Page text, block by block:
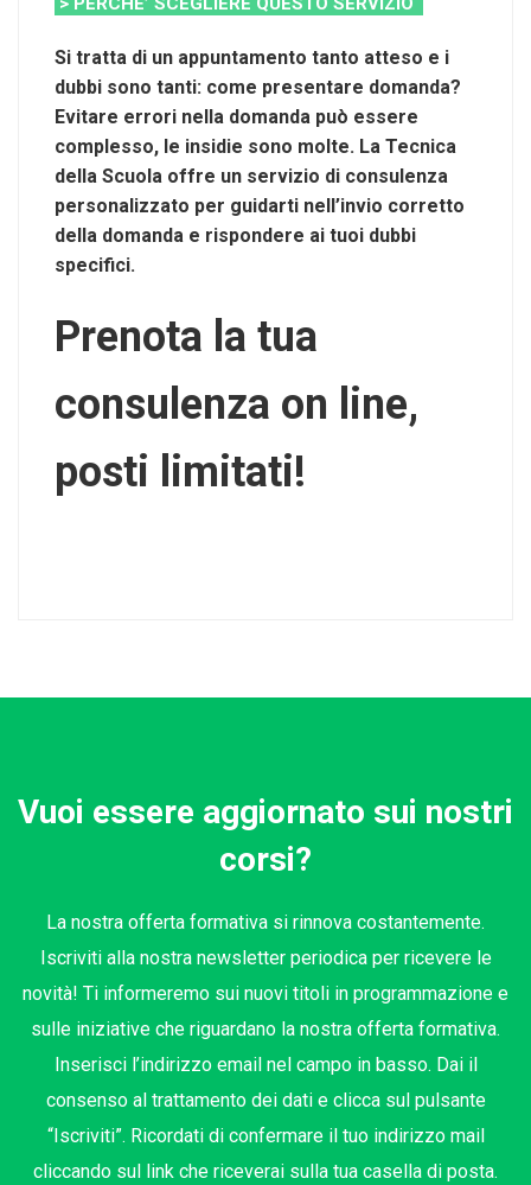
Si tratta di un appuntamento tanto atteso e i
dubbi sono tanti: come presentare domanda?
Evitare errori nella domanda può essere
complesso, le insidie sono molte. La Tecnica
della Scuola offre un servizio di consulenza
personalizzato per guidarti nell’invio corretto
della domanda e rispondere ai tuoi dubbi
specifici.
Prenota la tua
consulenza on line,
posti limitati!
Vuoi essere aggiornato sui nostri
corsi?
La nostra offerta formativa si rinnova costantemente.
Iscriviti alla nostra newsletter periodica per ricevere le
novità! Ti informeremo sui nuovi titoli in programmazione e
sulle iniziative che riguardano la nostra offerta formativa.
Inserisci l’indirizzo email nel campo in basso. Dai il
consenso al trattamento dei dati e clicca sul pulsante
“Iscriviti”. Ricordati di confermare il tuo indirizzo mail
cliccando sul link che riceverai sulla tua casella di posta.